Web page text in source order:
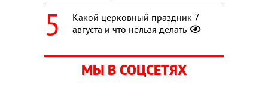
Какой церковный праздник 7
августа и что нельзя делать
МЫ В СОЦСЕТЯХ